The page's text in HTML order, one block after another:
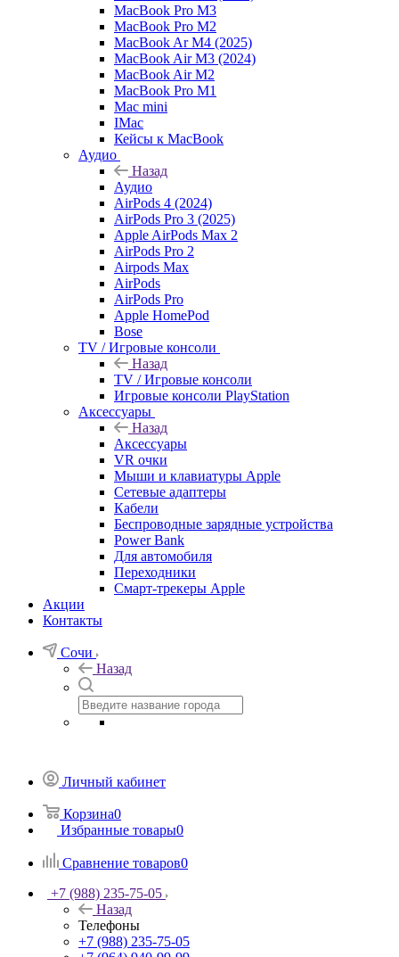
MacBook Pro M3
MacBook Pro M2
MacBook Ar M4 (2025)
MacBook Air M3 (2024)
MacBook Air M2
MacBook Pro M1
Mac mini
IMac
Кейсы к MacBook
Аудио
Назад
Аудио
AirPods 4 (2024)
AirPods Pro 3 (2025)
Apple AirPods Max 2
AirPods Pro 2
Airpods Max
AirPods
AirPods Pro
Apple HomePod
Bose
TV / Игровые консоли
Назад
TV / Игровые консоли
Игровые консоли PlayStation
Аксессуары
Назад
Аксессуары
VR очки
Мыши и клавиатуры Apple
Сетевые адаптеры
Кабели
Беспроводные зарядные устройства
Power Bank
Для автомобиля
Переходники
Смарт-трекеры Apple
Акции
Контакты
Сочи
Назад
Личный кабинет
Корзина0
Избранные товары0
Сравнение товаров0
+7 (988) 235-75-05
Назад
Телефоны
+7 (988) 235-75-05